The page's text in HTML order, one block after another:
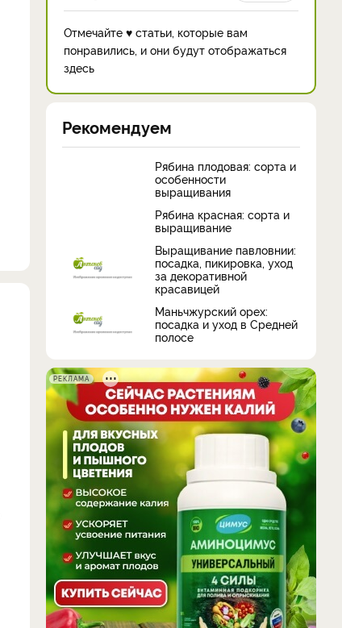
Отмечайте ♥ статьи, которые вам
понравились, и они будут отображаться
здесь
Рекомендуем
Рябина плодовая: сорта и
особенности
выращивания
Рябина красная: сорта и
выращивание
Выращивание павловнии:
посадка, пикировка, уход
за декоративной
красавицей
Маньчжурский орех:
посадка и уход в Средней
полосе
РЕКЛАМА